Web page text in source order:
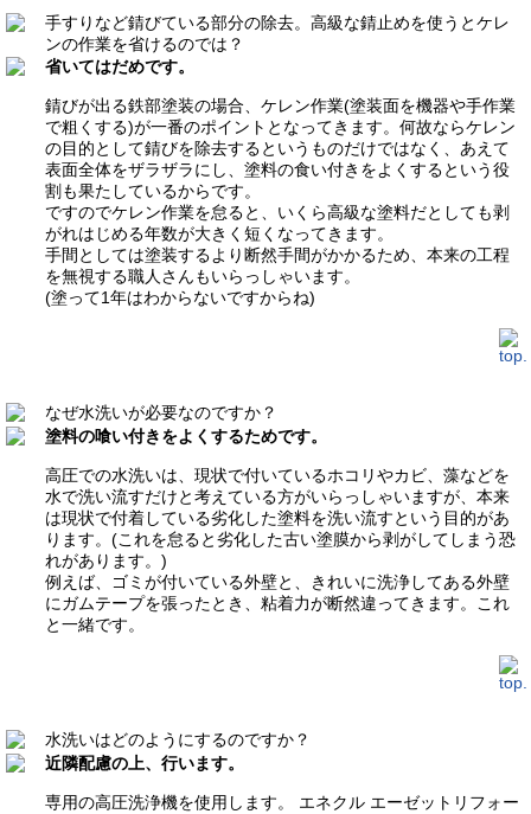
手すりなど錆びている部分の除去。高級な錆止めを使うとケレ
ンの作業を省けるのでは？
省いてはだめです。
錆びが出る鉄部塗装の場合、ケレン作業(塗装面を機器や手作業
で粗くする)が一番のポイントとなってきます。何故ならケレン
の目的として錆びを除去するというものだけではなく、あえて
表面全体をザラザラにし、塗料の食い付きをよくするという役
割も果たしているからです。
ですのでケレン作業を怠ると、いくら高級な塗料だとしても剥
がれはじめる年数が大きく短くなってきます。
手間としては塗装するより断然手間がかかるため、本来の工程
を無視する職人さんもいらっしゃいます。
(塗って1年はわからないですからね)
なぜ水洗いが必要なのですか？
塗料の喰い付きをよくするためです。
高圧での水洗いは、現状で付いているホコリやカビ、藻などを
水で洗い流すだけと考えている方がいらっしゃいますが、本来
は現状で付着している劣化した塗料を洗い流すという目的があ
ります。(これを怠ると劣化した古い塗膜から剥がしてしまう恐
れがあります。)
例えば、ゴミが付いている外壁と、きれいに洗浄してある外壁
にガムテープを張ったとき、粘着力が断然違ってきます。これ
と一緒です。
水洗いはどのようにするのですか？
近隣配慮の上、行います。
専用の高圧洗浄機を使用します。
エネクル エーゼットリフォー